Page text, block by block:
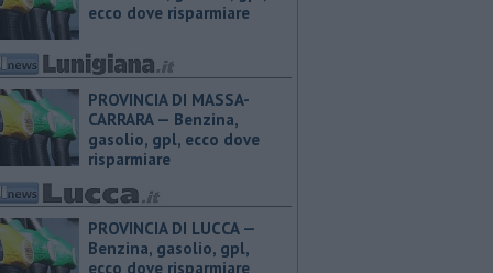
ecco dove risparmiare
PROVINCIA DI MASSA-
CARRARA — ​Benzina,
gasolio, gpl, ecco dove
risparmiare
PROVINCIA DI LUCCA — ​
Benzina, gasolio, gpl,
ecco dove risparmiare